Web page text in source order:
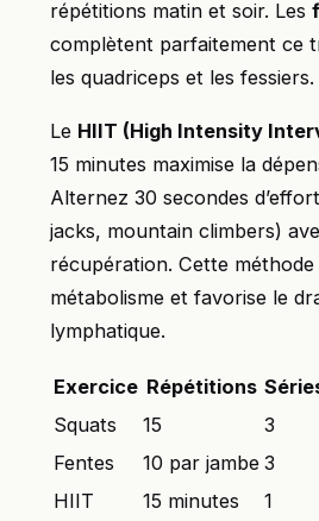
répétitions matin et soir. Les
complètent parfaitement ce
les quadriceps et les fessiers.
Le HIIT (High Intensity
15 minutes maximise la
Alternez 30 secondes
jacks, mountain climbers)
récupération. Cette méthode
métabolisme et favorise le
lymphatique.
Exercice Répétitions
Squats
15 3
Fentes
10 par jambe 3
HIIT
15 minutes 1